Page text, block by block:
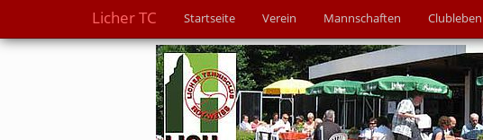
Licher TC Startseite Verein Mannschaften Clubleben